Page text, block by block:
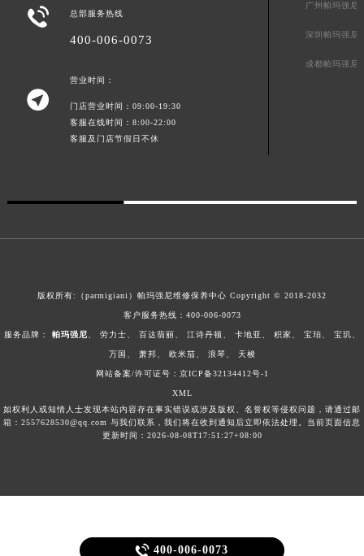
 总部服务热线
400-006-0073

营业时间：
门店营业时间：09:00-19:30
客服在线时间：8:00-22:00
客服及门店节假日不休
广州帕玛强尼
深圳帕玛强尼
成都帕玛强尼
版权所有:（parmigiani）帕玛强尼维修保养中心 Copyright © 2018-2032
客户服务热线： 400-006-0073
服务品牌： 帕玛强尼 劳力士 百达翡丽 江诗丹顿 卡地亚 积家 宝珀 宝玑
万国 萧邦 欧米茄 浪琴 天梭
网站备案/许可证号：京ICP备32134412号-1
XML
如权利人或知情人士发现本站内容存在事实错误或涉及版权、名誉权等侵权问题，请通过邮
箱：2557628530@qq.com 与我们联系，我们将在收到通知后立即依法处理。当前页面信息
更新时间：2026-08-08T17:51:27+08:00
 400-006-0073